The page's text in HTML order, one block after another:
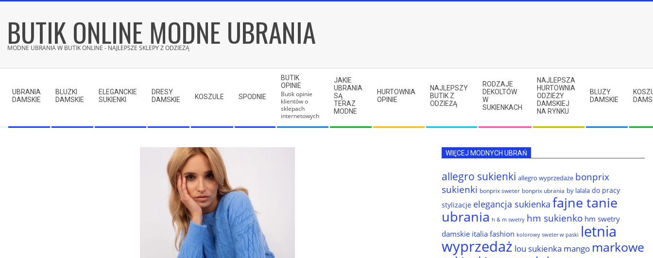
contentBUTIK ONLINE MODNE UBRANIA
MODNE UBRANIA W BUTIK ONLINE - NAJLEPSZE SKLEPY Z ODZIEŻĄ
Menu
UBRANIA
DAMSKIE
BLUZKI
DAMSKIE
ELEGANCKIE
SUKIENKI
DRESY
DAMSKIE
KOSZULE SPODNIE
BUTIK
OPINIE
Butik opinie
klientów o
sklepach
internetowych
JAKIE
UBRANIA
SĄ
TERAZ
MODNE
HURTOWNIA
OPINIE
NAJLEPSZY
BUTIK Z
ODZIEŻĄ
RODZAJE
DEKOLTÓW
W
SUKIENKACH
NAJLEPSZA
HURTOWNIA
ODZIEŻY
DAMSKIEJ
NA RYNKU
BLUZY
DAMSKIE
WIĘCEJ MODNYCH UBRAŃ
allegro sukienki allegro wyprzedaże bonprix
sukienki bonprix sweter bonprix ubrania by lalala do pracy
stylizacje elegancja sukienka fajne tanie
ubrania h & m swetry hm sukienko hm swetry
damskie italia fashion kolorowy sweter w paski letnia
wyprzedaż lou sukienka mango markowe